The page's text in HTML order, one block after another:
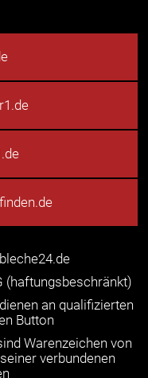
(haftungsbeschränkt)
an qualifizierten
Button
Warenzeichen von
verbundenen